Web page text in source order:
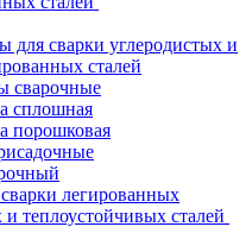
для сварки углеродистых и
сталей
сварочные
сплошная
порошковая
легированных
теплоустойчивых сталей